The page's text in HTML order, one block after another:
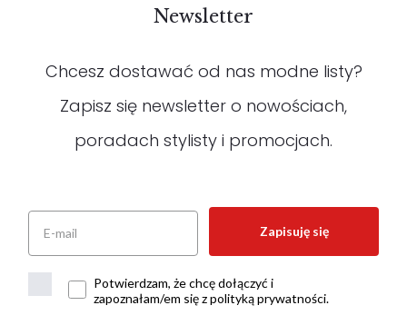
Newsletter
Chcesz dostawać od nas modne listy?
Zapisz się newsletter o nowościach,
poradach stylisty i promocjach.
Zapisuję się
Potwierdzam, że chcę dołączyć i
zapoznałam/em się z polityką prywatności.